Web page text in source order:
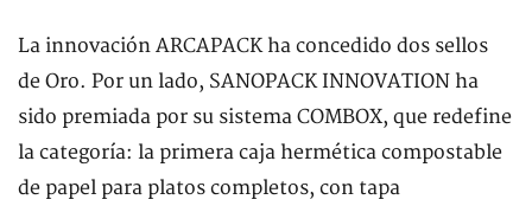
La innovación ARCAPACK ha concedido dos sellos
de Oro. Por un lado, SANOPACK INNOVATION ha
sido premiada por su sistema COMBOX, que redefine
la categoría: la primera caja hermética compostable
de papel para platos completos, con tapa